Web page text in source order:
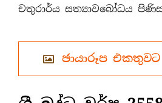
චතුරාර්ය සත්‍යාවබෝධය
ඡායාරූප එකතුවට